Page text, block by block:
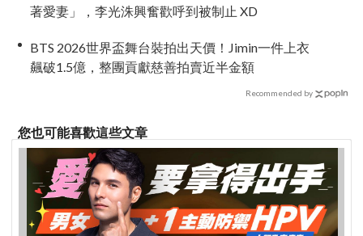
著愛妻」，李光洙興奮歡呼到被制止 XD
BTS 2026世界盃舞台裝拍出天價！Jimin一件上衣
飆破1.5億，整團貢獻慈善拍賣近半金額
Recommended by
您也可能喜歡這些文章